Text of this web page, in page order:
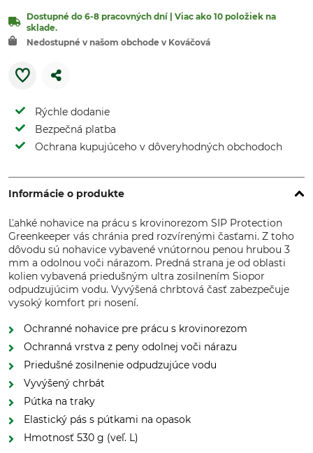
Dostupné do 6-8 pracovných dní | Viac ako 10 položiek na
sklade.
Nedostupné v našom obchode v Kováčová
Rýchle dodanie
Bezpečná platba
Ochrana kupujúceho v dôveryhodných obchodoch
Informácie o produkte
Ľahké nohavice na prácu s krovinorezom SIP Protection
Greenkeeper vás chránia pred rozvírenými časťami. Z toho
dôvodu sú nohavice vybavené vnútornou penou hrubou 3
mm a odolnou voči nárazom. Predná strana je od oblasti
kolien vybavená priedušným ultra zosilnením Siopor
odpudzujúcim vodu. Vyvýšená chrbtová časť zabezpečuje
vysoký komfort pri nosení.
Ochranné nohavice pre prácu s krovinorezom
Ochranná vrstva z peny odolnej voči nárazu
Priedušné zosilnenie odpudzujúce vodu
Vyvýšený chrbát
Pútka na traky
Elastický pás s pútkami na opasok
Hmotnosť 530 g (veľ. L)